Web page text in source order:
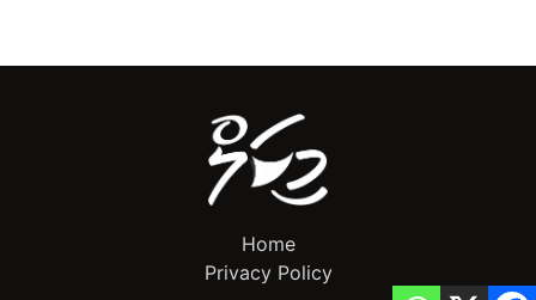
Home
Privacy Policy